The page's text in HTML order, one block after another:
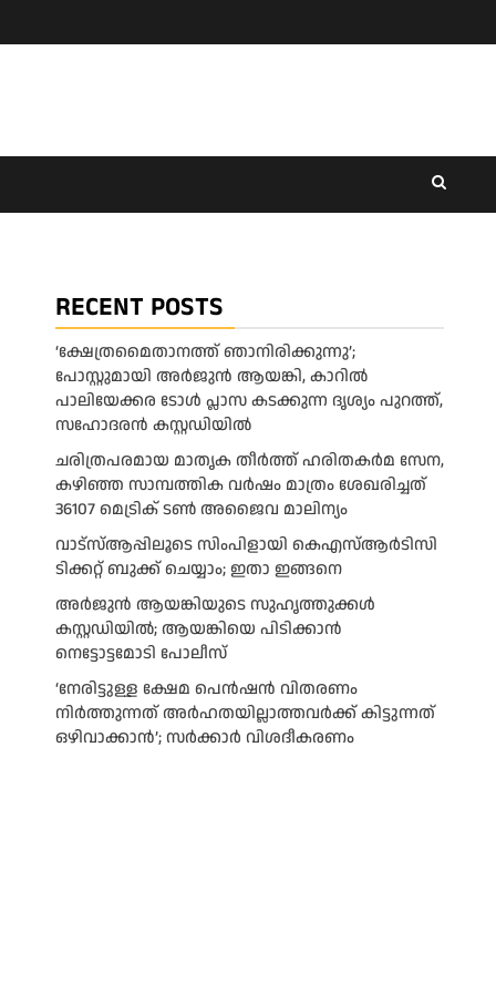
RECENT POSTS
‘ക്ഷേത്രമൈതാനത്ത് ഞാനിരിക്കുന്നു’;
പോസ്റ്റുമായി അർജുൻ ആയങ്കി, കാറിൽ
പാലിയേക്കര ടോൾ പ്ലാസ കടക്കുന്ന ദൃശ്യം പുറത്ത്,
സഹോദരൻ കസ്റ്റഡിയിൽ
ചരിത്രപരമായ മാതൃക തീര്‍ത്ത് ഹരിതകര്‍മ സേന,
കഴിഞ്ഞ സാമ്പത്തിക വര്‍ഷം മാത്രം ശേഖരിച്ചത്
36107 മെട്രിക് ടണ്‍ അജൈവ മാലിന്യം
വാട്‌സ്ആപ്പിലൂടെ സിംപിളായി കെഎസ്ആര്‍ടിസി
ടിക്കറ്റ് ബുക്ക് ചെയ്യാം; ഇതാ ഇങ്ങനെ
അർജുൻ ആയങ്കിയുടെ സുഹൃത്തുക്കൾ
കസ്റ്റഡിയിൽ; ആയങ്കിയെ പിടിക്കാൻ
നെട്ടോട്ടമോടി പോലീസ്
‘നേരിട്ടുള്ള ക്ഷേമ പെൻഷൻ വിതരണം
നി‍‍ർത്തുന്നത് അർഹതയില്ലാത്തവർക്ക് കിട്ടുന്നത്
ഒഴിവാക്കാൻ’; സർക്കാ‍ർ വിശദീകരണം